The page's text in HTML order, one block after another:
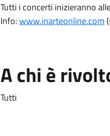
Tutti i concerti inizieranno
Info:www.inarteonline.com
A chi è
Tutti